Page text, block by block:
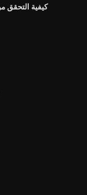
كيفية التحقق